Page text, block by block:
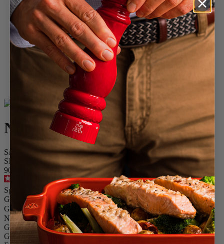
Home
Gewürzmühlen
Acryl-Salzmühlen
Nancy
Salzmühle, 38 cm, Acryl
SKU
900838/sme
4.6/5-48Bewertungen
Special Price 79,00 € Regulärer Preis 99,00 €
Größe
Gewürz
Nancy
Größe 38cm
Gewürz
Trockenes Salz